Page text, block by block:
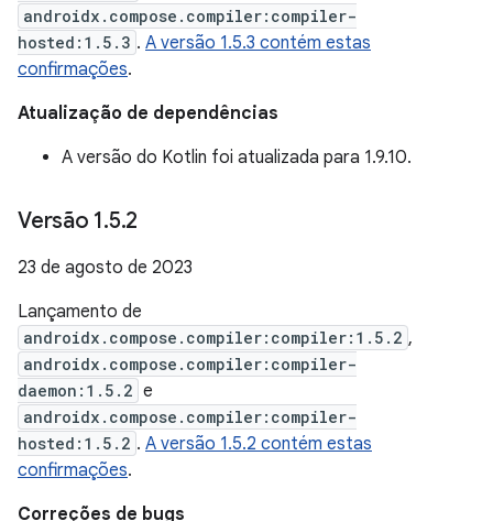
androidx.compose.compiler:compiler-
hosted:1.5.3 . A versão 1.5.3 contém estas
confirmações.
Atualização de dependências
A versão do Kotlin foi atualizada para 1.9.10.
Versão 1.5.2
23 de agosto de 2023
Lançamento de
androidx.compose.compiler:compiler:1.5.2 ,
androidx.compose.compiler:compiler-
daemon:1.5.2 e
androidx.compose.compiler:compiler-
hosted:1.5.2 . A versão 1.5.2 contém estas
confirmações.
Correções de bugs